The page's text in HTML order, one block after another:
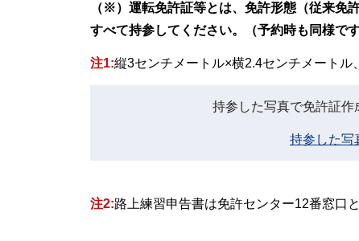
（※）運転免許証等とは、免許形態（従来免
すべて持参してください。（予約時も同様です
注1:縦3センチメートル×横2.4センチメート
持参した写真で免許証作
持参した写
注2:路上練習申告書は免許センター12番窓口